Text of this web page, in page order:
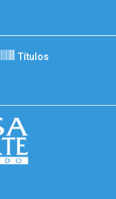
Títulos